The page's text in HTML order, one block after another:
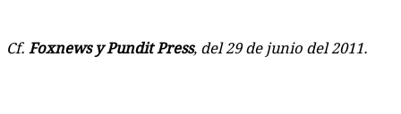
Cf. Foxnews y Pundit Press, del 29 de junio del 2011.